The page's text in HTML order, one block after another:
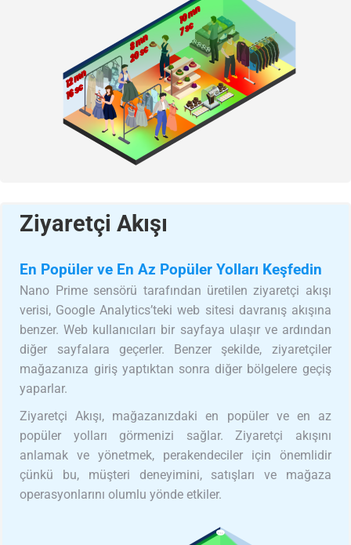
Ziyaretçi Akışı
En Popüler ve En Az Popüler Yolları Keşfedin
Nano Prime sensörü tarafından üretilen ziyaretçi akışı
verisi, Google Analytics’teki web sitesi davranış akışına
benzer. Web kullanıcıları bir sayfaya ulaşır ve ardından
diğer sayfalara geçerler. Benzer şekilde, ziyaretçiler
mağazanıza giriş yaptıktan sonra diğer bölgelere geçiş
yaparlar.
Ziyaretçi Akışı, mağazanızdaki en popüler ve en az
popüler yolları görmenizi sağlar. Ziyaretçi akışını
anlamak ve yönetmek, perakendeciler için önemlidir
çünkü bu, müşteri deneyimini, satışları ve mağaza
operasyonlarını olumlu yönde etkiler.